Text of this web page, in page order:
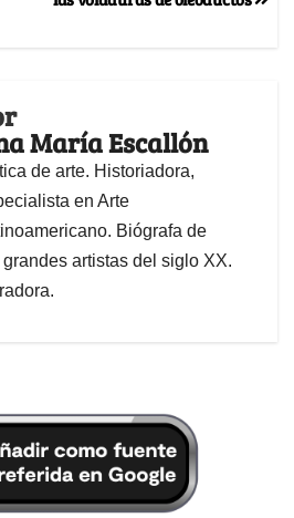
María Escallón
de arte. Historiadora,
en Arte
Biógrafa de
grandes artistas del siglo XX.